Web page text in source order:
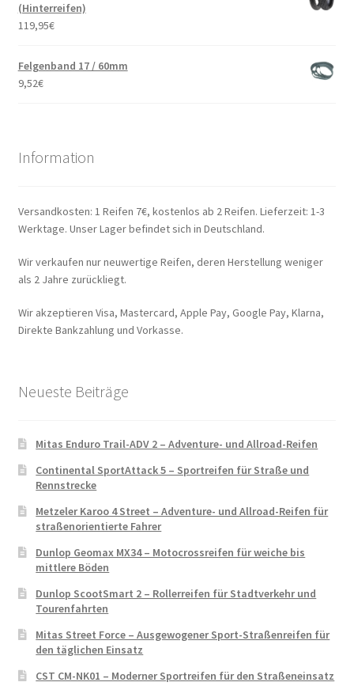
(Hinterreifen)
119,95€
Felgenband 17 / 60mm
9,52€
Information
Versandkosten: 1 Reifen 7€, kostenlos ab 2 Reifen. Lieferzeit: 1-3
Werktage. Unser Lager befindet sich in Deutschland.
Wir verkaufen nur neuwertige Reifen, deren Herstellung weniger
als 2 Jahre zurückliegt.
Wir akzeptieren Visa, Mastercard, Apple Pay, Google Pay, Klarna,
Direkte Bankzahlung und Vorkasse.
Neueste Beiträge
Mitas Enduro Trail-ADV 2 – Adventure- und Allroad-Reifen
Continental SportAttack 5 – Sportreifen für Straße und
Rennstrecke
Metzeler Karoo 4 Street – Adventure- und Allroad-Reifen für
straßenorientierte Fahrer
Dunlop Geomax MX34 – Motocrossreifen für weiche bis
mittlere Böden
Dunlop ScootSmart 2 – Rollerreifen für Stadtverkehr und
Tourenfahrten
Mitas Street Force – Ausgewogener Sport-Straßenreifen für
den täglichen Einsatz
CST CM-NK01 – Moderner Sportreifen für den Straßeneinsatz